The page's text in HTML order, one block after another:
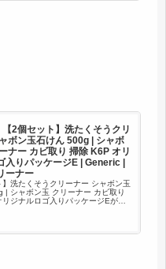
2個セット】洗たくそうクリ
ボン玉石けん 500g | シャボ
ナー カビ取り 掃除 K6P オリ
入りパッケージE | Generic |
ーナー
】洗たくそうクリーナー シャボン玉
| シャボン玉 クリーナー カビ取り
ジナルロゴ入りパッケージEが洗